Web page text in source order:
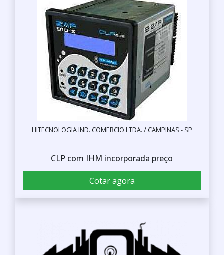
HITECNOLOGIA IND. COMERCIO LTDA. / CAMPINAS - SP
CLP com IHM incorporada preço
Cotar agora